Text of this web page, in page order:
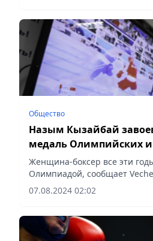
Общество
Назым Кызайбай
медаль Олимпийских
Женщина-боксер все эти
Олимпиадой, сообщает
07.08.2024 02:02